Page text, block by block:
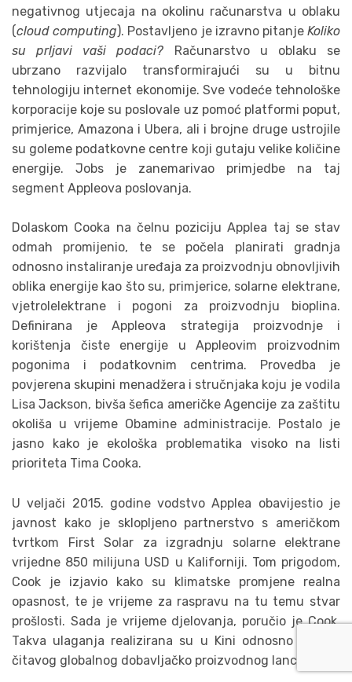
negativnog utjecaja na okolinu računarstva u oblaku
(cloud computing). Postavljeno je izravno pitanjeKoliko
su prljavi vaši podaci? Računarstvo u oblaku se
ubrzano razvijalo transformirajući su u bitnu
tehnologiju internet ekonomije. Sve vodeće tehnološke
korporacije koje su poslovale uz pomoć platformi poput,
primjerice, Amazona i Ubera, ali i brojne druge ustrojile
su goleme podatkovne centre koji gutaju velike količine
energije. Jobs je zanemarivao primjedbe na taj
segment Appleova poslovanja.
Dolaskom Cooka na čelnu poziciju Applea taj se stav
odmah promijenio, te se počela planirati gradnja
odnosno instaliranje uređaja za proizvodnju obnovljivih
oblika energije kao što su, primjerice, solarne elektrane,
vjetrolelektrane i pogoni za proizvodnju bioplina.
Definirana je Appleova strategija proizvodnje i
korištenja čiste energije u Appleovim proizvodnim
pogonima i podatkovnim centrima. Provedba je
povjerena skupini menadžera i stručnjaka koju je vodila
Lisa Jackson, bivša šefica američke Agencije za zaštitu
okoliša u vrijeme Obamine administracije. Postalo je
jasno kako je ekološka problematika visoko na listi
prioriteta Tima Cooka.
U veljači 2015. godine vodstvo Applea obavijestio je
javnost kako je sklopljeno partnerstvo s američkom
tvrtkom First Solar za izgradnju solarne elektrane
vrijedne 850 milijuna USD u Kaliforniji. Tom prigodom,
Cook je izjavio kako su klimatske promjene realna
opasnost, te je vrijeme za raspravu na tu temu stvar
prošlosti. Sada je vrijeme djelovanja, poručio je Cook.
Takva ulaganja realizirana su u Kini odnosno unutar
čitavog globalnog dobavljačko proizvodnog lanca.